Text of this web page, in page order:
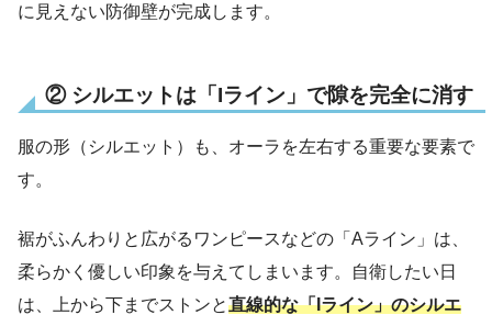
に見えない防御壁が完成します。
② シルエットは「Iライン」で隙を完全に消す
服の形（シルエット）も、オーラを左右する重要な要素で
す。
裾がふんわりと広がるワンピースなどの「Aライン」は、
柔らかく優しい印象を与えてしまいます。自衛したい日
は、上から下までストンと直線的な「Iライン」のシルエ